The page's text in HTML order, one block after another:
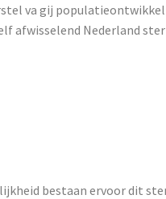
va gij
afwisselend Nederland
bestaan ervoor dit